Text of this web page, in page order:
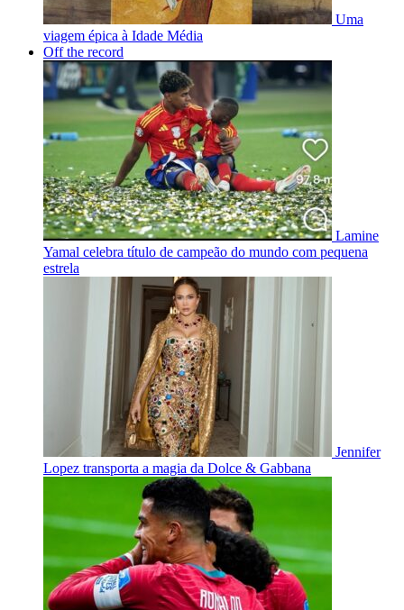
Uma
viagem épica à Idade Média
Off the record
Lamine
Yamal celebra título de campeão do mundo com pequena
estrela
Jennifer
Lopez transporta a magia da Dolce & Gabbana